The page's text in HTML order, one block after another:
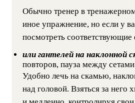
Обычно тренер в
иное упражнение, но если у
посмотреть соответствующие
или гантелей на наклонной
повторов, пауза между
Удобно лечь на скамью,
над головой. Взяться за него